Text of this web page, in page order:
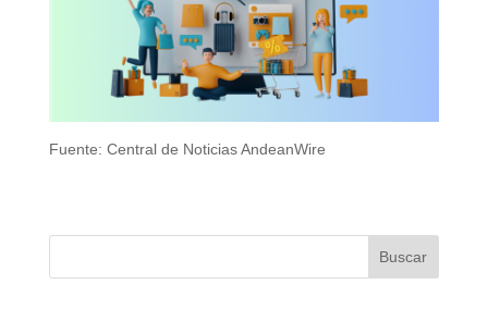
Fuente: Central de Noticias AndeanWire